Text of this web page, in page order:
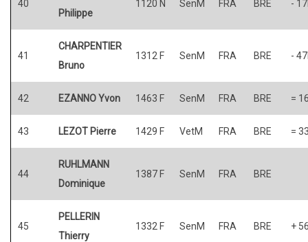
40
Philippe
1120 N SenM FRA BRE -
41
CHARPENTIER
Bruno
1312 F SenM FRA BRE -
42 EZANNO Yvon 1463 F SenM FRA BRE =
43 LEZOT Pierre 1429 F VetM FRA BRE =
44
RUHLMANN
Dominique
1387 F SenM FRA BRE
45
PELLERIN
Thierry
1332 F SenM FRA BRE +